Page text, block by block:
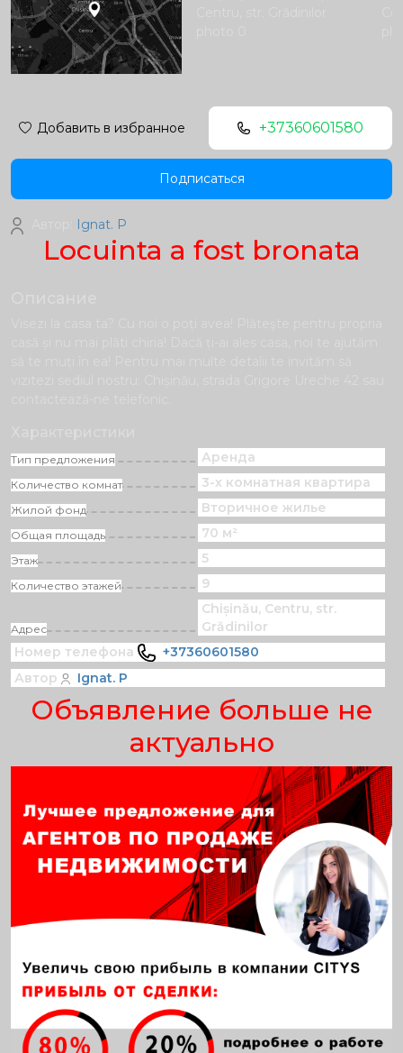
Locuinta a fost bronata
Тип предложения Аренда
Количество комнат 3-х комнатная квартира
Жилой фонд Вторичное жилье
Общая площадь 70 м²
Этаж 5
Количество этажей 9
Адрес
Chișinău, Centru, str.
Grădinilor
Номер телефона
+37360601580
Автор
Ignat. P
Объявление больше не
актуально
Добавить в избранное +37360601580
Подписаться
Ignat. P